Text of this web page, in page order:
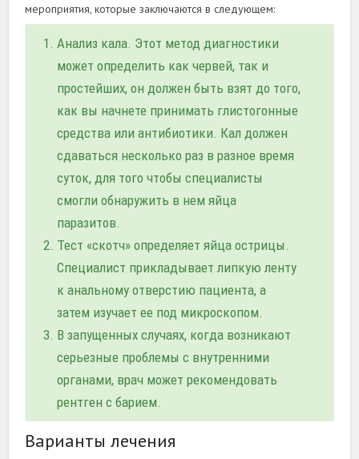
мероприятия, которые заключаются в следующем:
Анализ кала. Этот метод диагностики
может определить как червей, так и
простейших, он должен быть взят до того,
как вы начнете принимать глистогонные
средства или антибиотики. Кал должен
сдаваться несколько раз в разное время
суток, для того чтобы специалисты
смогли обнаружить в нем яйца
паразитов.
Тест «скотч» определяет яйца острицы.
Специалист прикладывает липкую ленту
к анальному отверстию пациента, а
затем изучает ее под микроскопом.
В запущенных случаях, когда возникают
серьезные проблемы с внутренними
органами, врач может рекомендовать
рентген с барием.
Варианты лечения